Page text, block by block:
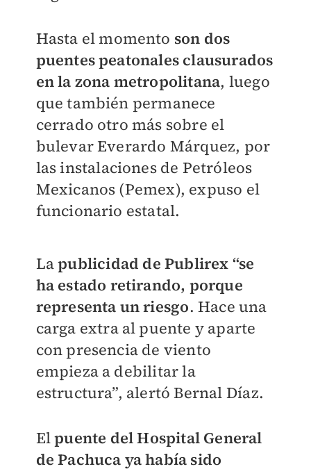
Hasta el momento son dos
puentes peatonales clausurados
en la zona metropolitana, luego
que también permanece
cerrado otro más sobre el
bulevar Everardo Márquez, por
las instalaciones de Petróleos
Mexicanos (Pemex), expuso el
funcionario estatal.
Lapublicidad de Publirex “se
ha estado retirando, porque
representa un riesgo. Hace una
carga extra al puente y aparte
con presencia de viento
empieza a debilitar la
estructura”, alertó Bernal Díaz.
Elpuente del Hospital General
de Pachuca ya había sido